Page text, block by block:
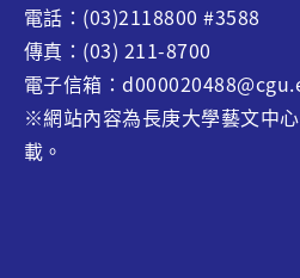
電話：(03)2118800 #3588
傳真：(03) 211-8700
電子信箱：
※網站內容為長庚大學藝文中
載。